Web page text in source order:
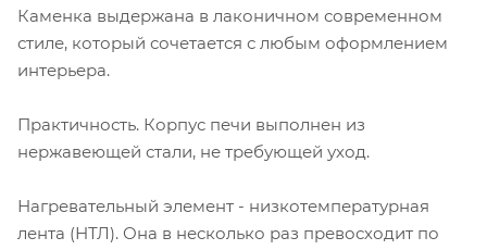
Каменка выдержана в лаконичном современном
стиле, который сочетается с любым оформлением
интерьера.
Практичность. Корпус печи выполнен из
нержавеющей стали, не требующей уход.
Нагревательный элемент - низкотемпературная
лента (НТЛ). Она в несколько раз превосходит по